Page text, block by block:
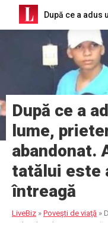
După ce a
lume,
abandonat.
tatălui este
întreagă
LiveBiz » Poveşti de viaţă »
sa l-a abandonat. Acum,